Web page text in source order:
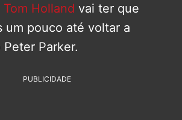
Tom Holland vai ter que
um pouco até voltar a
Parker.
PUBLICIDADE